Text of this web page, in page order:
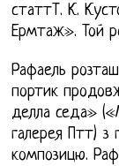
статтТ. К.
Ермтаж». Той
Рафаель
портик
делла седа»
галерея Птт) з
композицю.